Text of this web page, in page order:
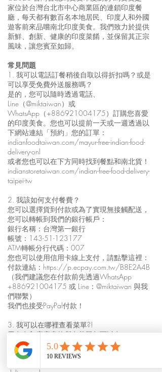
家位於台灣台北市中心商業區的連鎖印度餐
廳，每天都有數百名本地居民、印度人和外國
遊客前來品嚐南北印度美食。我們致力於提供
新鮮、創新、健康的印度菜餚，並保留其正宗
風味，讓您賓至如歸。
常見問題
1. 我可以電話訂餐稍後自取以得折扣嗎？或是
可以享受免費外送服務嗎？
是的，您可以隨時透過電話、
Line（@miktaiwan）或
WhatsApp（+886921004175）訂購您喜愛
的印度美食。您也可以提前一天或一週透過以
下網站連結「預約」您的訂單：
indianfoodtaiwan.com/mayur-free-indian-food-
delivery-onl
或者您也可以在下方同時找到餐點和南北貨！
indianstoretaiwan.com/indian-free-food-delivery-
taipei-tw
2. 我該如何支付餐費？
您可以選擇貨到付款或為了實現無接觸配送，
您可以轉帳到我們的銀行帳戶：
銀行名稱：台灣第一銀行
帳號：143-51-123177
ATM轉帳分行代碼：007
您也可以使用信用卡線上支付，請點擊這裡：
付款連結： https://p.ecpay.com.tw/B8E2A4B
（我們建議您在付款前先透過WhatsApp
+886921004175 或 Line：@miktaiwan 與我
們聯繫）
我們也接受PayPal付款！
3. 我可以在哪裡查看菜單?!
馬友友印度廚房的所有菜單都可以在
indianfoodtaiwan.com 上找到。
如需查看餐點外送菜單，請點此：